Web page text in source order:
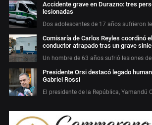
Accidente grave en Durazno: tres
lesionadas
Dos adolescentes de 17 años sufrieron
Comisaría de Carlos Reyles coordinó
conductor atrapado tras un grave
Un hombre de 63 años sufrió lesiones
Presidente Orsi destacó legado
Gabriel Rossi
El presidente de la República, Yamandú